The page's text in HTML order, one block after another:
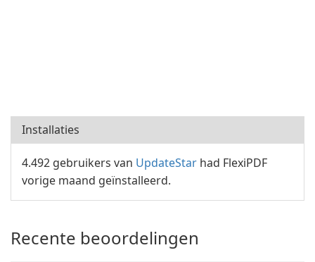
Installaties
4.492 gebruikers van UpdateStar had FlexiPDF
vorige maand geïnstalleerd.
Recente beoordelingen